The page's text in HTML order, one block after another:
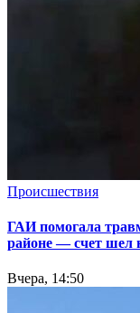
Происшествия
ГАИ помогала
районе — счет шел
Вчера, 14:50